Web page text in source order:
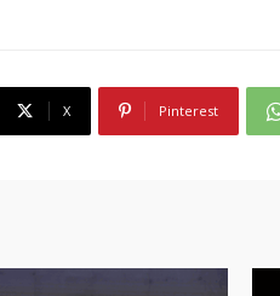
X Pinterest